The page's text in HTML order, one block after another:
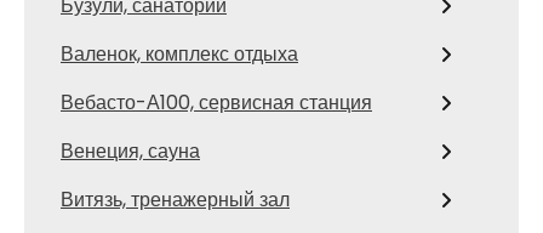
Валенок, комплекс отдыха
Вебасто-А100, сервисная станция
Венеция, сауна
Витязь, тренажерный зал